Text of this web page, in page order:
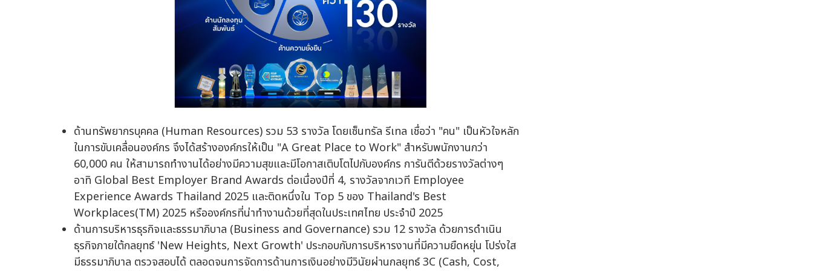
ด้านทรัพยากรบุคคล (Human Resources) รวม 53 รางวัล โดยเซ็นทรัล รีเทล เชื่อว่า "คน" เป็นหัวใจหลัก
ในการขับเคลื่อนองค์กร จึงได้สร้างองค์กรให้เป็น "A Great Place to Work" สำหรับพนักงานกว่า
60,000 คน ให้สามารถทำงานได้อย่างมีความสุขและมีโอกาสเติบโตไปกับองค์กร การันตีด้วยรางวัลต่างๆ
อาทิ Global Best Employer Brand Awards ต่อเนื่องปีที่ 4, รางวัลจากเวที Employee
Experience Awards Thailand 2025 และติดหนึ่งใน Top 5 ของ Thailand's Best
Workplaces(TM) 2025 หรือองค์กรที่น่าทำงานด้วยที่สุดในประเทศไทย ประจำปี 2025
ด้านการบริหารธุรกิจและธรรมาภิบาล (Business and Governance) รวม 12 รางวัล ด้วยการดำเนิน
ธุรกิจภายใต้กลยุทธ์ 'New Heights, Next Growth' ประกอบกับการบริหารงานที่มีความยืดหยุ่น โปร่งใส
มีธรรมาภิบาล ตรวจสอบได้ ตลอดจนการจัดการด้านการเงินอย่างมีวินัยผ่านกลยุทธ์ 3C (Cash, Cost,